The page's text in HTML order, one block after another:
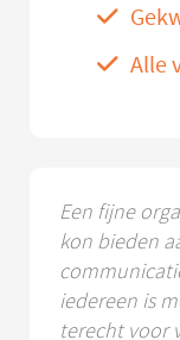
Alle
Een fijne
kon bieden
iedereen is
terecht voor